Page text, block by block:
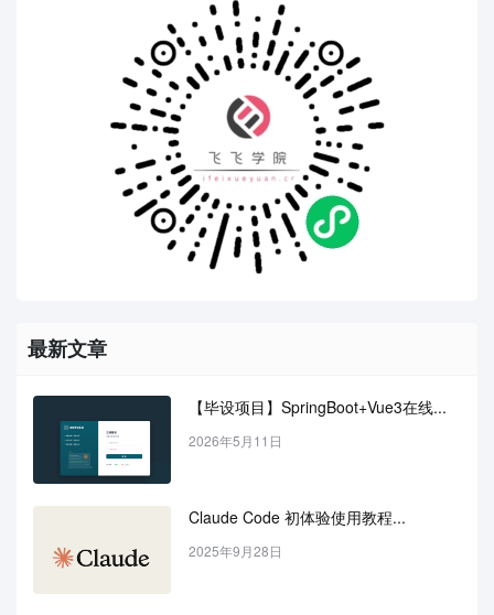
最新文章
【毕设项目】SpringBoot+Vue3在线...
2026年5月11日
Claude Code 初体验使用教程...
2025年9月28日